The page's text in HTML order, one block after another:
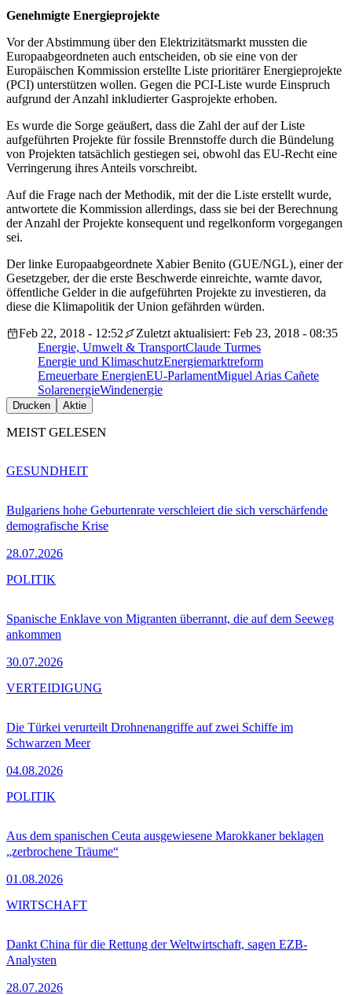
Genehmigte Energieprojekte
Vor der Abstimmung über den Elektrizitätsmarkt mussten die
Europaabgeordneten auch entscheiden, ob sie eine von der
Europäischen Kommission erstellte Liste prioritärer Energieprojekte
(PCI) unterstützen wollen. Gegen die PCI-Liste wurde Einspruch
aufgrund der Anzahl inkludierter Gasprojekte erhoben.
Es wurde die Sorge geäußert, dass die Zahl der auf der Liste
aufgeführten Projekte für fossile Brennstoffe durch die Bündelung
von Projekten tatsächlich gestiegen sei, obwohl das EU-Recht eine
Verringerung ihres Anteils vorschreibt.
Auf die Frage nach der Methodik, mit der die Liste erstellt wurde,
antwortete die Kommission allerdings, dass sie bei der Berechnung
der Anzahl der Projekte konsequent und regelkonform vorgegangen
sei.
Der linke Europaabgeordnete Xabier Benito (GUE/NGL), einer der
Gesetzgeber, der die erste Beschwerde einreichte, warnte davor,
öffentliche Gelder in die aufgeführten Projekte zu investieren, da
diese die Klimapolitik der Union gefährden würden.
Feb 22, 2018 - 12:52
Zuletzt aktualisiert: Feb 23, 2018 - 08:35
Energie, Umwelt & TransportClaude Turmes
Energie und KlimaschutzEnergiemarktreform
Erneuerbare EnergienEU-ParlamentMiguel Arias Cañete
SolarenergieWindenergie
Drucken Aktie
MEIST GELESEN
Bulgariens hohe Geburtenrate verschleiert die sich verschärfende
demografische Krise
28.07.2026
GESUNDHEIT
Spanische Enklave von Migranten überrannt, die auf dem Seeweg
ankommen
30.07.2026
POLITIK
Die Türkei verurteilt Drohnenangriffe auf zwei Schiffe im
Schwarzen Meer
04.08.2026
VERTEIDIGUNG
Aus dem spanischen Ceuta ausgewiesene Marokkaner beklagen
„zerbrochene Träume“
01.08.2026
POLITIK
Dankt China für die Rettung der Weltwirtschaft, sagen EZB-
Analysten
28.07.2026
WIRTSCHAFT